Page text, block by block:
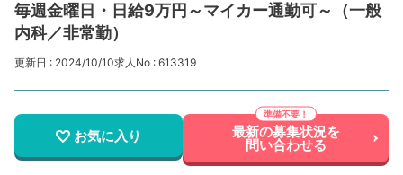
毎週金曜日・日給9万円～マイカー通勤可～（一般
内科／非常勤）
更新日 : 2024/10/10求人No : 613319
お気に入り 最新の募集状況を
問い合わせる